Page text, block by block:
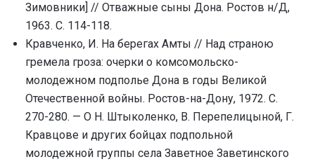
Зимовники] // Отважные сыны Дона. Ростов н/Д,
1963. С. 114-118.
Кравченко, И. На берегах Амты // Над страною
гремела гроза: очерки о комсомольско-
молодежном подполье Дона в годы Великой
Отечественной войны. Ростов-на-Дону, 1972. С.
270-280. — О Н. Штыколенко, В. Перепелицыной, Г.
Кравцове и других бойцах подпольной
молодежной группы села Заветное Заветинского